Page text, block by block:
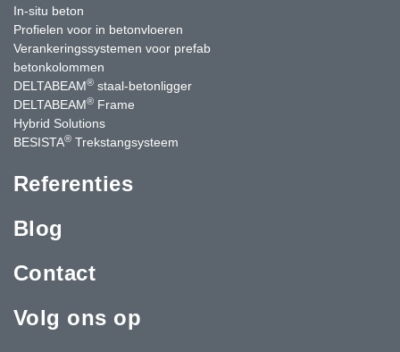
In-situ beton
Profielen voor in betonvloeren
Verankeringssystemen voor prefab
betonkolommen
DELTABEAM® staal-betonligger
DELTABEAM® Frame
Hybrid Solutions
BESISTA® Trekstangsysteem
Referenties
Blog
Contact
Volg ons op